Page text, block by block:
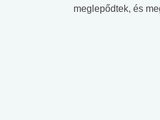
meglepődtek, és